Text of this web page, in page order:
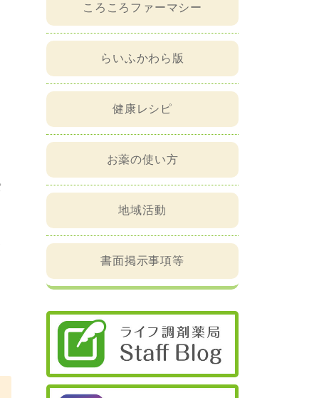
ころころファーマシー
らいふかわら版
健康レシピ
お薬の使い方
地域活動
書面掲示事項等